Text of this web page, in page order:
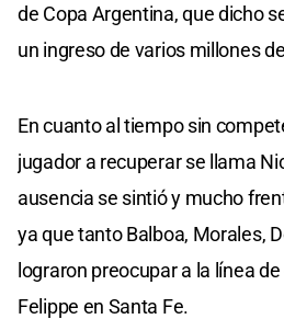
de Copa Argentina, que dicho
un ingreso de varios millones
En cuanto al tiempo sin
jugador a recuperar se llama
ausencia se sintió y mucho
ya que tanto Balboa, Morales,
lograron preocupar a la línea
Felippe en Santa Fe.